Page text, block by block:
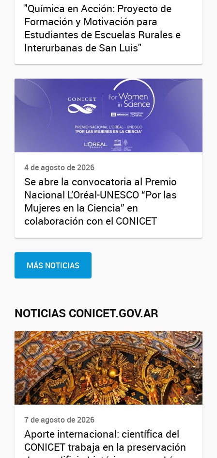
"Química en Acción: Proyecto de
Formación y Motivación para
Estudiantes de Escuelas Rurales e
Interurbanas de San Luis"
4 de agosto de 2026
Se abre la convocatoria al Premio
Nacional L’Oréal-UNESCO “Por las
Mujeres en la Ciencia” en
colaboración con el CONICET
MÁS NOTICIAS
NOTICIAS CONICET.GOV.AR
7 de agosto de 2026
Aporte internacional: científica del
CONICET trabaja en la preservación